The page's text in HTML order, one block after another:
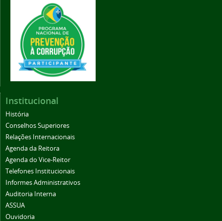
Institucional
História
Conselhos Superiores
Relações Internacionais
Agenda da Reitora
Agenda do Vice-Reitor
Telefones Institucionais
Informes Administrativos
Auditoria Interna
ASSUA
Ouvidoria